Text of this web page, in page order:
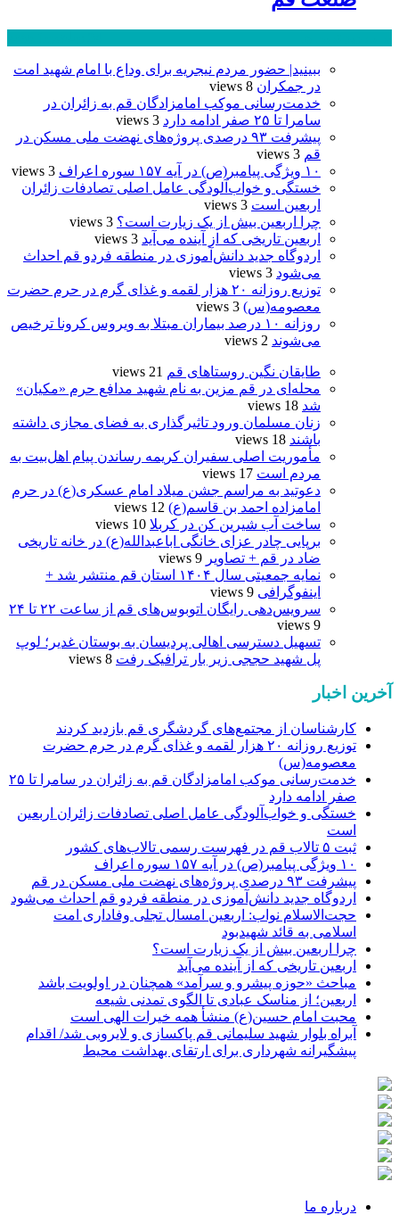
ببینید| حضور مردم نیجریه برای وداع با امام شهید امت
در جمکران 8 views
خدمت‌رسانی موکب امامزادگان قم به زائران در
سامرا تا ۲۵ صفر ادامه دارد
3 views
پیشرفت ۹۳ درصدی پروژه‌های نهضت ملی مسکن در
قم 3 views
۱۰ ویژگی پیامبر(ص) در آیه ۱۵۷ سوره اعراف
3 views
خستگی و خواب‌آلودگی عامل اصلی تصادفات زائران
اربعین است 3 views
چرا اربعین بیش از یک زیارت است؟ 3 views
اربعین تاریخی که از آینده می‌آید 3 views
اردوگاه جدید دانش‌آموزی در منطقه فردو قم احداث
می‌شود 3 views
توزیع روزانه ۲۰ هزار لقمه و غذای گرم در حرم حضرت
معصومه(س) 3 views
روزانه ۱۰ درصد بیماران مبتلا به ویروس کرونا ترخیص
می‌شوند 2 views
طایقان نگین روستاهای قم 21 views
محله‌ای در قم مزین به نام شهید مدافع حرم «مکیان»
شد 18 views
زنان مسلمان ورود تاثیرگذاری به فضای مجازی داشته
باشند 18 views
مأموریت اصلی سفیران کریمه رساندن پیام اهل‌بیت به
مردم است 17 views
دعوتید به مراسم جشن میلاد امام عسکری(ع) در حرم
امامزاده احمد بن قاسم(ع) 12 views
ساخت آب شیرین کن در کربلا 10 views
برپایی چادر عزای خانگی اباعبدالله(ع) در خانه تاریخی
ضاد در قم + تصاویر 9 views
نمایه جمعیتی سال ۱۴۰۴ استان قم منتشر شد +
اینفوگرافی 9 views
سرویس‌دهی رایگان اتوبوس‌های قم از ساعت ۲۲ تا ۲۴
9 views
تسهیل دسترسی اهالی پردیسان به بوستان غدیر؛ لوپ
پل شهید حججی زیر بار ترافیک رفت 8 views
آخرین اخبار
کارشناسان از مجتمع‌های گردشگری قم بازدید کردند
توزیع روزانه ۲۰ هزار لقمه و غذای گرم در حرم حضرت
معصومه(س)
خدمت‌رسانی موکب امامزادگان قم به زائران در سامرا تا ۲۵
صفر ادامه دارد
خستگی و خواب‌آلودگی عامل اصلی تصادفات زائران اربعین
است
ثبت ۵ تالاب قم در فهرست رسمی تالاب‌های کشور
۱۰ ویژگی پیامبر(ص) در آیه ۱۵۷ سوره اعراف
پیشرفت ۹۳ درصدی پروژه‌های نهضت ملی مسکن در قم
اردوگاه جدید دانش‌آموزی در منطقه فردو قم احداث می‌شود
حجت‌الاسلام نواب: اربعین امسال تجلی وفاداری امت
اسلامی به قائد شهیدبود
چرا اربعین بیش از یک زیارت است؟
اربعین تاریخی که از آینده می‌آید
مباحث «حوزه پیشرو و سرآمد» همچنان در اولویت باشد
اربعین؛ از مناسک عبادی تا الگوی تمدنی شیعه
محبت امام حسین(ع) منشأ همه خیرات الهی است
آبراه بلوار شهید سلیمانی قم پاکسازی و لایروبی شد/ اقدام
پیشگیرانه شهرداری برای ارتقای بهداشت محیط
درباره ما